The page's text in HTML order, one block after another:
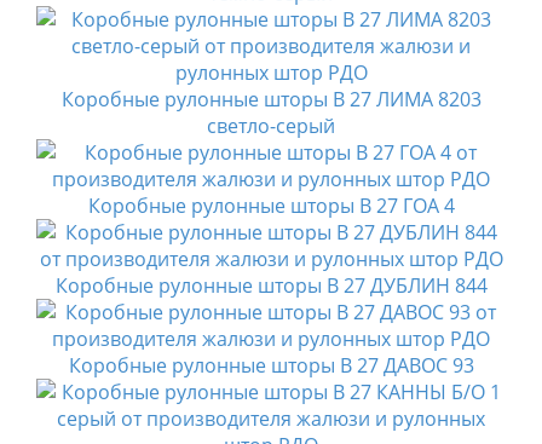
Коробные рулонные шторы B 27 ЛИМА 8203
светло-серый
Коробные рулонные шторы B 27 ГОА 4
Коробные рулонные шторы B 27 ДУБЛИН 844
Коробные рулонные шторы B 27 ДАВОС 93